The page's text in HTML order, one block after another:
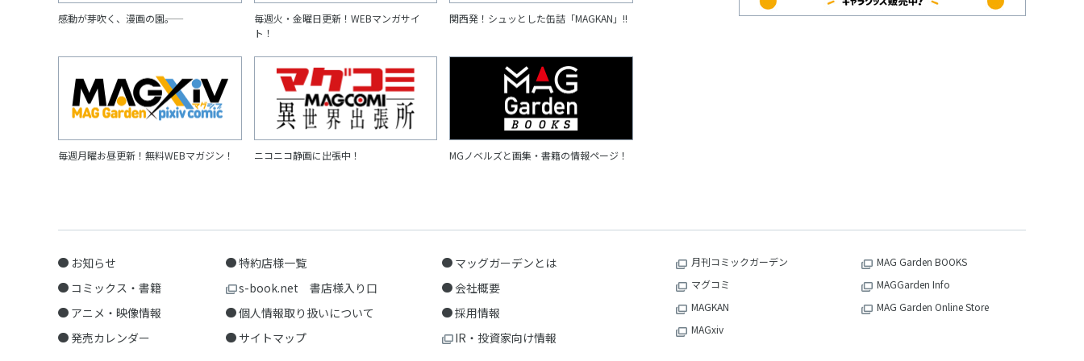
感動が芽吹く、漫画の園――。
毎週火・金曜日更新！WEBマンガサイ
ト！
関西発！シュッとした缶詰「MAGKAN」!!
毎週月曜お昼更新！無料WEBマガジン！ ニコニコ静画に出張中！ MGノベルズと画集・書籍の情報ページ！
お知らせ
コミックス・書籍
アニメ・映像情報
発売カレンダー
特約店様一覧
s-book.net 書店様入り口
個人情報取り扱いについて
サイトマップ
マッグガーデンとは
会社概要
採用情報
IR・投資家向け情報
月刊コミックガーデン
マグコミ
MAGKAN
MAGxiv
MAG Garden BOOKS
MAGGarden Info
MAG Garden Online Store